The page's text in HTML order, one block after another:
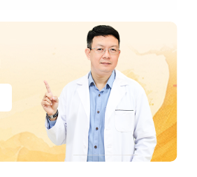
Cộng đồng cho bà con gặp
Tuấn tôi học cách chăm sóc
động linh hoạt.
Tham